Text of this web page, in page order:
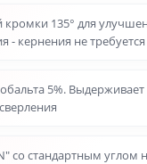
135° для
- кернения не требуется
5%.
со стандартным углом